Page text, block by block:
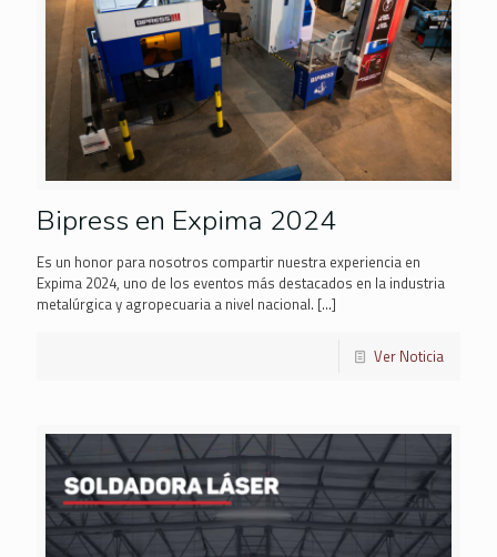
Bipress en Expima 2024
Es un honor para nosotros compartir nuestra experiencia en
Expima 2024, uno de los eventos más destacados en la industria
metalúrgica y agropecuaria a nivel nacional. […]
Ver Noticia